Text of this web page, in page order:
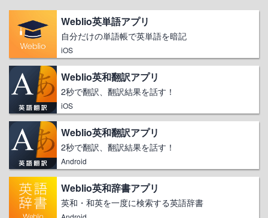
Weblio英単語アプリ
自分だけの単語帳で英単語を暗記
iOS
Weblio英和翻訳アプリ
2秒で翻訳、翻訳結果を話す！
iOS
Weblio英和翻訳アプリ
2秒で翻訳、翻訳結果を話す！
Android
Weblio英和辞書アプリ
英和・和英を一度に検索する英語辞書